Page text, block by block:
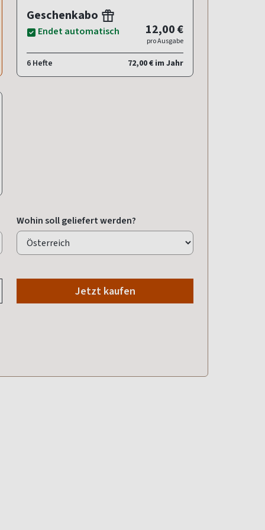
Geschenkabo
Endet automatisch 12,00 €
pro Ausgabe
6 Hefte 72,00 € im Jahr
Wohin soll geliefert werden?
Jetzt kaufen